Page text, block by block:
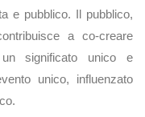
e pubblico. Il pubblico,
a co-creare
un significato unico e
unico, influenzato